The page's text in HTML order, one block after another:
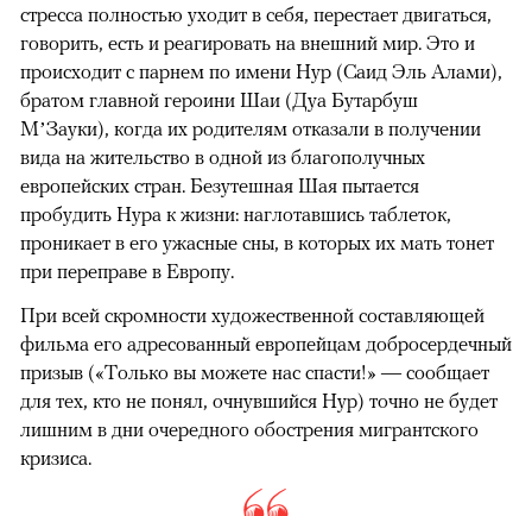
стресса полностью уходит в себя, перестает двигаться,
говорить, есть и реагировать на внешний мир. Это и
происходит с парнем по имени Нур (Саид Эль Алами),
братом главной героини Шаи (Дуа Бутарбуш
М’Зауки), когда их родителям отказали в получении
вида на жительство в одной из благополучных
европейских стран. Безутешная Шая пытается
пробудить Нура к жизни: наглотавшись таблеток,
проникает в его ужасные сны, в которых их мать тонет
при переправе в Европу.
При всей скромности художественной составляющей
фильма его адресованный европейцам добросердечный
призыв («Только вы можете нас спасти!» — сообщает
для тех, кто не понял, очнувшийся Нур) точно не будет
лишним в дни очередного обострения мигрантского
кризиса.